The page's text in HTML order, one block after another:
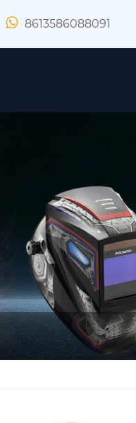
8613586088091